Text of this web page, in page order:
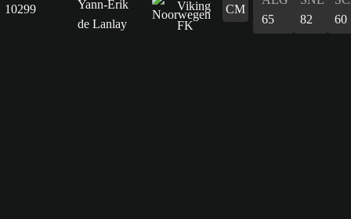
10299
Yann-Erik
de Lanlay
CM
65
82
60